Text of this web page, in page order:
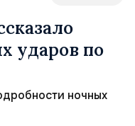
ударов по
ночных